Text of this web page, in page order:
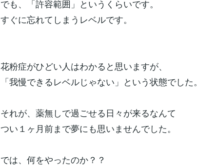
でも、「許容範囲」というくらいです。
すぐに忘れてしまうレベルです。
花粉症がひどい人はわかると思いますが、
「我慢できるレベルじゃない」という状態でした。
それが、薬無しで過ごせる日々が来るなんて
つい１ヶ月前まで夢にも思いませんでした。
では、何をやったのか？？